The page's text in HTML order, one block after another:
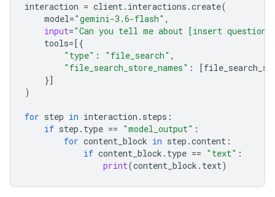
interaction = client. interactions .create(
model="gemini-3.6-flash" ,
input="Can you tell me about [insert
tools=[{
"type" : "file_search" ,
"file_search_store_names" : [
}]
)
for step in interaction . steps :
if step . type == "model_output" :
for content_block in step .content :
if content_block . type == "text" :
print(content_block . text)